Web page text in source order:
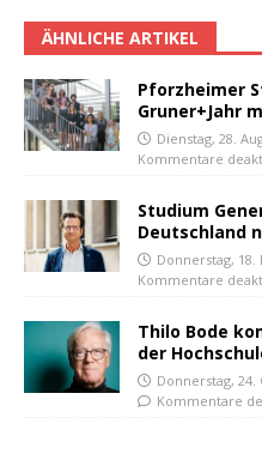
ÄHNLICHE ARTIKEL
Pforzheimer
Gruner+Jahr
Dienstag, 28.
Kommentare
Studium
Deutschland
Donnerstag, 18.
Kommentare
Thilo Bode
der
Donnerstag, 24.
Kommentare